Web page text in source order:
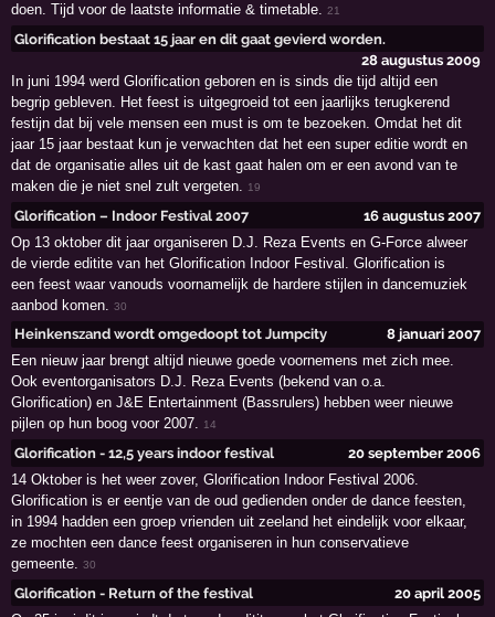
doen. Tijd voor de laatste informatie & timetable.21
Glorification bestaat 15 jaar en dit gaat gevierd worden.
28 augustus 2009
In juni 1994 werd Glorification geboren en is sinds die tijd altijd een
begrip gebleven. Het feest is uitgegroeid tot een jaarlijks terugkerend
festijn dat bij vele mensen een must is om te bezoeken. Omdat het dit
jaar 15 jaar bestaat kun je verwachten dat het een super editie wordt en
dat de organisatie alles uit de kast gaat halen om er een avond van te
maken die je niet snel zult vergeten.
19
Glorification – Indoor Festival 2007
16 augustus 2007
Op 13 oktober dit jaar organiseren D.J. Reza Events en G-Force alweer
de vierde editite van het Glorification Indoor Festival. Glorification is
een feest waar vanouds voornamelijk de hardere stijlen in dancemuziek
aanbod komen.30
Heinkenszand wordt omgedoopt tot Jumpcity
8 januari 2007
Een nieuw jaar brengt altijd nieuwe goede voornemens met zich mee.
Ook eventorganisators D.J. Reza Events (bekend van o.a.
Glorification) en J&E Entertainment (Bassrulers) hebben weer nieuwe
pijlen op hun boog voor 2007. 14
Glorification - 12,5 years indoor festival
20 september 2006
14 Oktober is het weer zover, Glorification Indoor Festival 2006.
Glorification is er eentje van de oud gedienden onder de dance feesten,
in 1994 hadden een groep vrienden uit zeeland het eindelijk voor elkaar,
ze mochten een dance feest organiseren in hun conservatieve
gemeente.30
Glorification - Return of the festival
20 april 2005